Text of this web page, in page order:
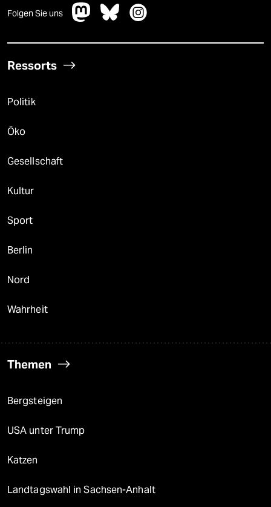
Folgen Sie uns
Ressorts
Politik
Öko
Gesellschaft
Kultur
Sport
Berlin
Nord
Wahrheit
Themen
Bergsteigen
USA unter Trump
Katzen
Landtagswahl in Sachsen-Anhalt